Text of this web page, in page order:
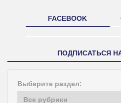
FACEBOOK
ПОДПИСАТЬСЯ
Выберите раздел: